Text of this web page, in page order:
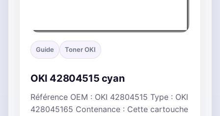
Guide Toner OKI
OKI 42804515 cyan
Référence OEM : OKI 42804515 Type : OKI
428045165 Contenance : Cette cartouche